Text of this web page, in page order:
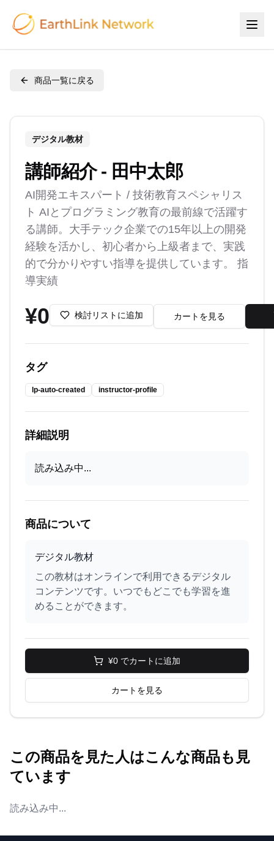
商品一覧に戻る
デジタル教材
講師紹介 - 田中太郎
AI開発エキスパート / 技術教育スペシャリス
ト AIとプログラミング教育の最前線で活躍す
る講師。大手テック企業での15年以上の開発
経験を活かし、初心者から上級者まで、実践
的で分かりやすい指導を提供しています。 指
導実績
¥0 検討リストに追加 カートを見る
タグ
lp-auto-created instructor-profile
詳細説明
読み込み中...
商品について
デジタル教材
この教材はオンラインで利用できるデジタル
コンテンツです。いつでもどこでも学習を進
めることができます。
¥0 でカートに追加
カートを見る
この商品を見た人はこんな商品も見
ています
読み込み中...